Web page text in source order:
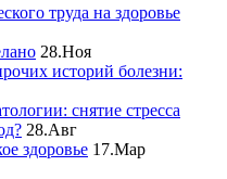
труда на здоровье
28.Ноя
историй болезни:
снятие стресса
28.Авг
здоровье 17.Мар